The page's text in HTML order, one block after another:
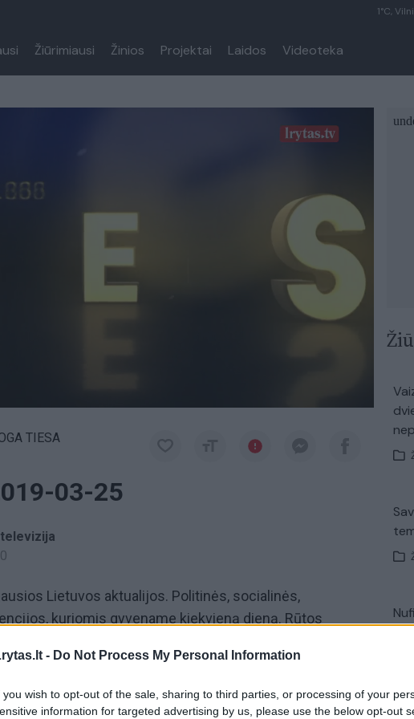
- Do Not Process My Personal Information
you wish to opt-out of the sale, sharing to third parties, or processing of your
information for targeted advertising by us, please use the below opt-out
1°C,
Žiūrimiausi Žinios Projektai Laidos Videoteka
TIESA
03-25
Lietuvos aktualijos. Politinės, socialinės,
kuriomis gyvename kiekvieną dieną. Rūtos
Nuoga tiesa Rūta Janutienė
V.